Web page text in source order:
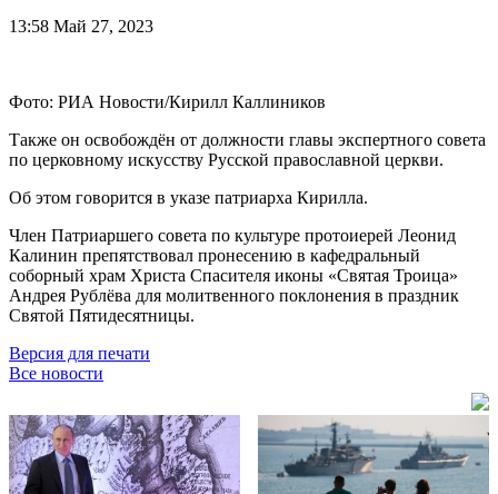
13:58 Май 27, 2023
Фото: РИА Новости/Кирилл Каллиников
Также он освобождён от должности главы экспертного совета
по церковному искусству Русской православной церкви.
Об этом говорится в указе патриарха Кирилла.
Член Патриаршего совета по культуре протоиерей Леонид
Калинин препятствовал пронесению в кафедральный
соборный храм Христа Спасителя иконы «Святая Троица»
Андрея Рублёва для молитвенного поклонения в праздник
Святой Пятидесятницы.
Версия для печати
Все новости